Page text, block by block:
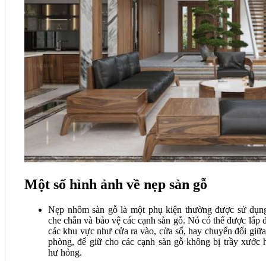
Một số hình ảnh về nẹp sàn gỗ
Nẹp nhôm sàn gỗ là một phụ kiện thường được sử
che chắn và bảo vệ các cạnh sàn gỗ. Nó có thể được lắp
các khu vực như cửa ra vào, cửa sổ, hay chuyển đổi
phòng, để giữ cho các cạnh sàn gỗ không bị trầy xước
hư hỏng.